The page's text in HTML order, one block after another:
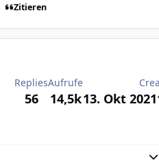
Zitieren
Replies
56
Aufrufe
14,5k13. Okt 2021